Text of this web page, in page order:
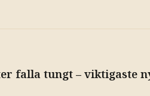
falla tungt – viktigaste